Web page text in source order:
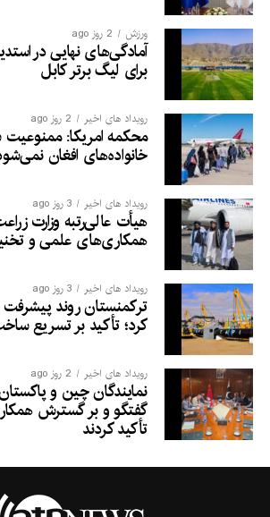
ورزش 2 روز ago
آمادگی‌های نهایی در
برای لیگ برتر کابل
رویداد های اخیر 2 روز ago
محکمه امریکا:
خانواده‌های افغان
رویداد های اخیر 3 روز ago
هیأت عالی‌رتبه وزارت
همکاری‌های علمی و
رویداد های اخیر 3 روز ago
ترکمنستان روند پیشرفت
کرد؛ تأکید بر تسریع
رویداد های اخیر 2 روز ago
نمایندگان چین و پاکستان
گفتگو و بر گسترش
تأکید کردند